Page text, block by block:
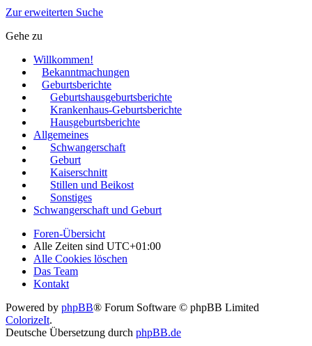
Zur erweiterten Suche
Gehe zu
Willkommen!
Bekanntmachungen
Geburtsberichte
Geburtshausgeburtsberichte
Krankenhaus-Geburtsberichte
Hausgeburtsberichte
Allgemeines
Schwangerschaft
Geburt
Kaiserschnitt
Stillen und Beikost
Sonstiges
Schwangerschaft und Geburt
Foren-Übersicht
Alle Zeiten sind UTC+01:00
Alle Cookies löschen
Das Team
Kontakt
Powered by phpBB® Forum Software © phpBB Limited
ColorizeIt.
Deutsche Übersetzung durch phpBB.de